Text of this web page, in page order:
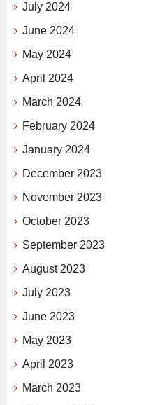
July 2024
June 2024
May 2024
April 2024
March 2024
February 2024
January 2024
December 2023
November 2023
October 2023
September 2023
August 2023
July 2023
June 2023
May 2023
April 2023
March 2023